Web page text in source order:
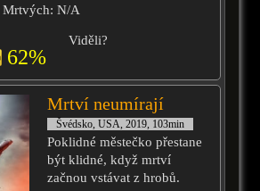
Mrtvých: N/A
62%
Viděli?
Mrtví neumírají
Švédsko, USA, 2019, 103min
Poklidné městečko přestane
být klidné, když mrtví
začnou vstávat z hrobů.